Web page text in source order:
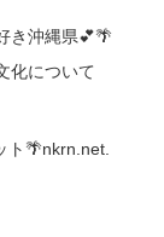
き沖縄県💕🌴
化について
ト🌴nkrn.net.